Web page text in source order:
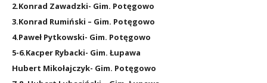
2.Konrad Zawadzki- Gim. Potęgowo
3.Konrad Rumiński – Gim. Potęgowo
4.Paweł Pytkowski- Gim. Potęgowo
5-6.Kacper Rybacki- Gim. Łupawa
Hubert Mikołajczyk- Gim. Potęgowo